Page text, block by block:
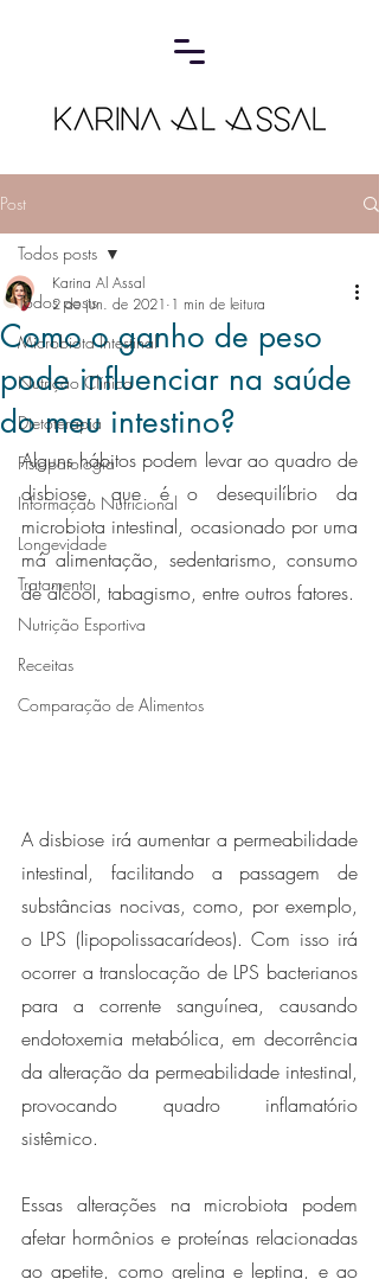
Post
Todos posts
Microbiota Intestinal
Nutrição Clínica
Dietoterapia
Fisiopatologia
Informação Nutricional
Longevidade
Tratamento
Nutrição Esportiva
Receitas
Comparação de Alimentos
Todos posts
Como o ganho de peso
pode influenciar na saúde
do meu intestino?
Karina Al Assal
2 de jun. de 2021 1 min de leitura
Alguns hábitos podem levar ao quadro de
disbiose, que é o desequilíbrio da
microbiota intestinal, ocasionado por uma
má alimentação, sedentarismo, consumo
A disbiose irá aumentar a permeabilidade
intestinal, facilitando a passagem de
substâncias nocivas, como, por exemplo,
o LPS (lipopolissacarídeos). Com isso irá
ocorrer a translocação de LPS bacterianos
para a corrente sanguínea, causando
endotoxemia metabólica, em decorrência
da alteração da permeabilidade intestinal,
provocando quadro inflamatório
sistêmico.
Essas alterações na microbiota podem
afetar hormônios e proteínas relacionadas
ao apetite, como grelina e leptina, e ao